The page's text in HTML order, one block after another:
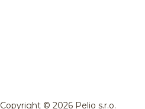
Copyright © 2026 Pelio s.r.o.